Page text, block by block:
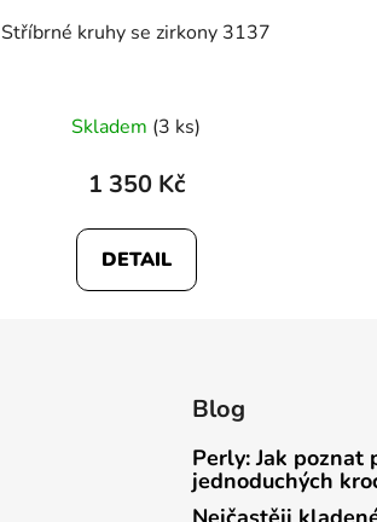
Stříbrné kruhy se zirkony 3137
Skladem (3 ks)
1 350 Kč
DETAIL
Blog
Perly: Jak poznat
jednoduchých